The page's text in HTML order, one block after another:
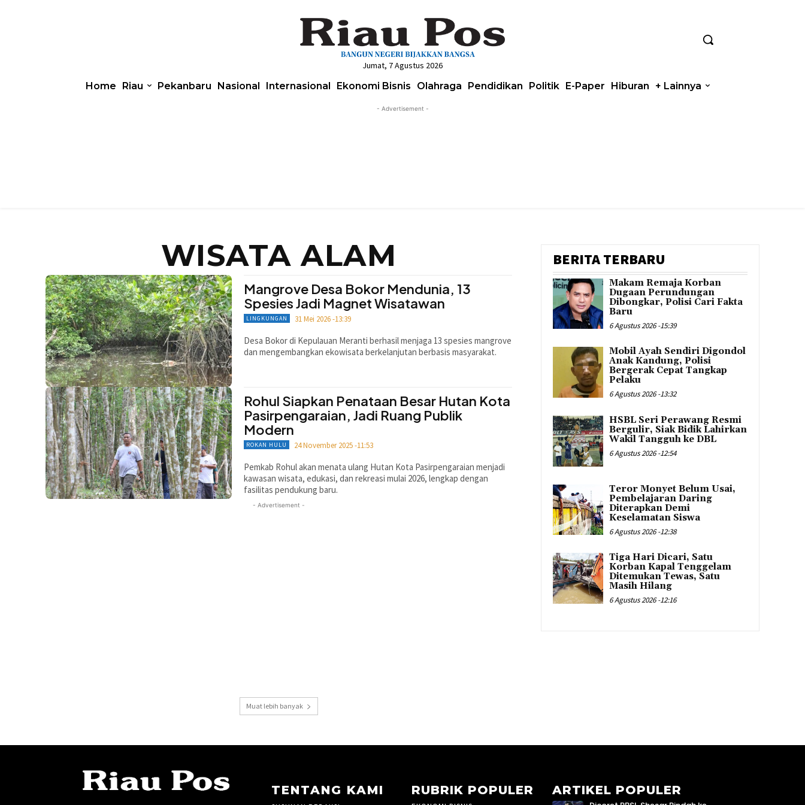
Jumat, 7 Agustus 2026
Home Riau Pekanbaru Nasional Internasional Ekonomi Bisnis Olahraga Pendidikan Politik E-Paper Hiburan + Lainnya
- Advertisement -
WISATA ALAM
Mangrove Desa Bokor Mendunia, 13
Spesies Jadi Magnet Wisatawan
LINGKUNGAN 31 Mei 2026 -13:39
Desa Bokor di Kepulauan Meranti berhasil menjaga 13 spesies mangrove
dan mengembangkan ekowisata berkelanjutan berbasis masyarakat.
Rohul Siapkan Penataan Besar Hutan Kota
Pasirpengaraian, Jadi Ruang Publik
Modern
ROKAN HULU 24 November 2025 -11:53
Pemkab Rohul akan menata ulang Hutan Kota Pasirpengaraian menjadi
kawasan wisata, edukasi, dan rekreasi mulai 2026, lengkap dengan
fasilitas pendukung baru.
- Advertisement -
Muat lebih banyak
BERITA TERBARU
Makam Remaja Korban
Dugaan Perundungan
Dibongkar, Polisi Cari Fakta
Baru
6 Agustus 2026 -15:39
Mobil Ayah Sendiri Digondol
Anak Kandung, Polisi
Bergerak Cepat Tangkap
Pelaku
6 Agustus 2026 -13:32
HSBL Seri Perawang Resmi
Bergulir, Siak Bidik Lahirkan
Wakil Tangguh ke DBL
6 Agustus 2026 -12:54
Teror Monyet Belum Usai,
Pembelajaran Daring
Diterapkan Demi
Keselamatan Siswa
6 Agustus 2026 -12:38
Tiga Hari Dicari, Satu
Korban Kapal Tenggelam
Ditemukan Tewas, Satu
Masih Hilang
6 Agustus 2026 -12:16
TENTANG KAMI RUBRIK POPULER ARTIKEL POPULER